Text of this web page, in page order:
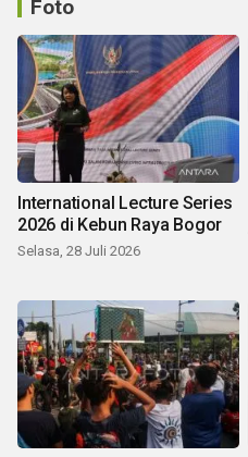
Foto
International Lecture Series
2026 di Kebun Raya Bogor
Selasa, 28 Juli 2026